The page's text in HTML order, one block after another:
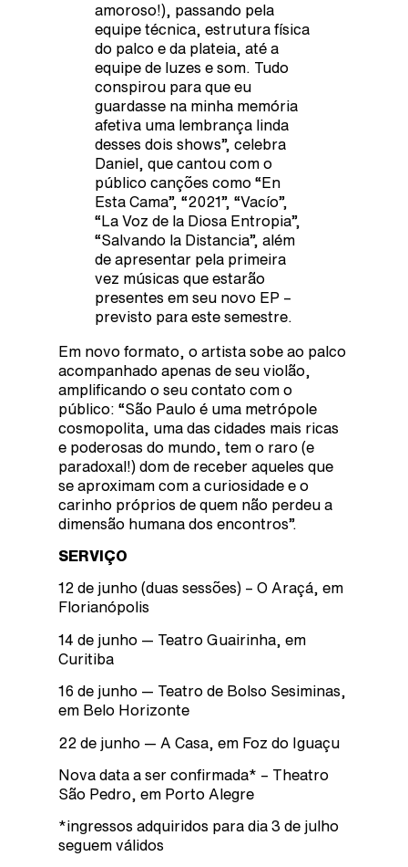
amoroso!), passando pela
equipe técnica, estrutura física
do palco e da plateia, até a
equipe de luzes e som. Tudo
conspirou para que eu
guardasse na minha memória
afetiva uma lembrança linda
desses dois shows”, celebra
Daniel, que cantou com o
público canções como “En
Esta Cama”, “2021”, “Vacío”,
“La Voz de la Diosa Entropia”,
“Salvando la Distancia”, além
de apresentar pela primeira
vez músicas que estarão
presentes em seu novo EP –
previsto para este semestre.
Em novo formato, o artista sobe ao palco
acompanhado apenas de seu violão,
amplificando o seu contato com o
público: “São Paulo é uma metrópole
cosmopolita, uma das cidades mais ricas
e poderosas do mundo, tem o raro (e
paradoxal!) dom de receber aqueles que
se aproximam com a curiosidade e o
carinho próprios de quem não perdeu a
dimensão humana dos encontros”.
SERVIÇO
12 de junho (duas sessões) – O Araçá, em
Florianópolis
14 de junho — Teatro Guairinha, em
Curitiba
16 de junho — Teatro de Bolso Sesiminas,
em Belo Horizonte
22 de junho — A Casa, em Foz do Iguaçu
Nova data a ser confirmada* – Theatro
São Pedro, em Porto Alegre
*ingressos adquiridos para dia 3 de julho
seguem válidos